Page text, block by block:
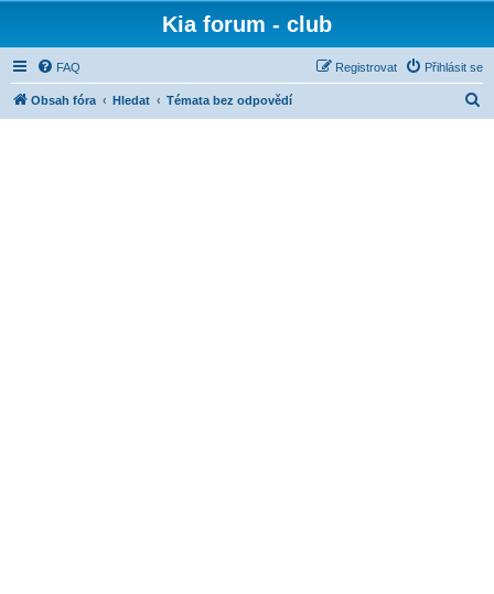
Kia forum - club
FAQ Přihlásit se
Registrovat
Obsah fóra Hledat Témata bez odpovědí